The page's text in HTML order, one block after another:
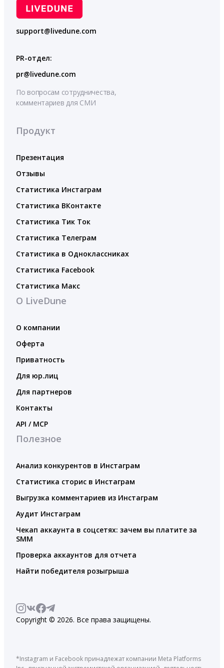
support@livedune.com
PR-отдел:
pr@livedune.com
По вопросам сотрудничества,
комментариев для СМИ
Продукт
Презентация
Отзывы
Статистика Инстаграм
Статистика ВКонтакте
Статистика Тик Ток
Статистика Телеграм
Статистика в Одноклассниках
Статистика Facebook
Статистика Макс
О LiveDune
О компании
Оферта
Приватность
Для юр.лиц
Для партнеров
Контакты
API / MCP
Полезное
Анализ конкурентов в Инстаграм
Статистика сторис в Инстаграм
Выгрузка комментариев из Инстаграм
Аудит Инстаграм
Чекап аккаунта в соцсетях: зачем вы платите за
SMM
Проверка аккаунтов для отчета
Найти победителя розыгрыша
Copyright © 2026. Все права защищены.
*Instagram и Facebook принадлежат компании Meta Platforms